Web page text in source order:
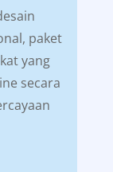
paket
yang
secara